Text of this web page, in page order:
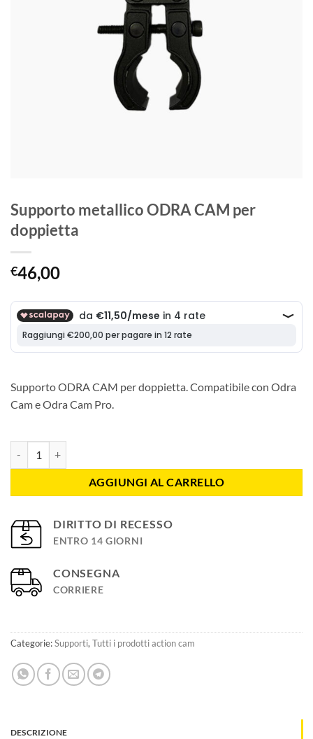
Supporto metallico ODRA CAM per
doppietta
€46,00
Supporto ODRA CAM per doppietta. Compatibile con Odra
Cam e Odra Cam Pro.
AGGIUNGI AL CARRELLO
DIRITTO DI RECESSO
ENTRO 14 GIORNI
CONSEGNA
CORRIERE
Categorie:Supporti, Tutti i prodotti action cam
DESCRIZIONE